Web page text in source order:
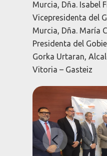
Murcia, Dña. Isabel
Vicepresidenta del
Murcia, Dña. María
Presidenta del
Gorka Urtaran,
Vitoria – Gasteiz